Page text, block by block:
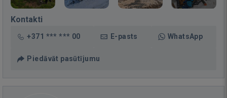
Kontakti
+371 *** *** 00 E-pasts WhatsApp
Piedāvāt pasūtījumu